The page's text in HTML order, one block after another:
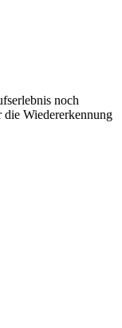
noch
die Wiedererkennung